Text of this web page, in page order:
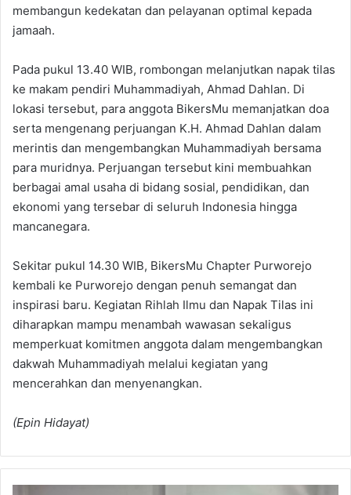
membangun kedekatan dan pelayanan optimal kepada
jamaah.
Pada pukul 13.40 WIB, rombongan melanjutkan napak tilas
ke makam pendiri Muhammadiyah, Ahmad Dahlan. Di
lokasi tersebut, para anggota BikersMu memanjatkan doa
serta mengenang perjuangan K.H. Ahmad Dahlan dalam
merintis dan mengembangkan Muhammadiyah bersama
para muridnya. Perjuangan tersebut kini membuahkan
berbagai amal usaha di bidang sosial, pendidikan, dan
ekonomi yang tersebar di seluruh Indonesia hingga
mancanegara.
Sekitar pukul 14.30 WIB, BikersMu Chapter Purworejo
kembali ke Purworejo dengan penuh semangat dan
inspirasi baru. Kegiatan Rihlah Ilmu dan Napak Tilas ini
diharapkan mampu menambah wawasan sekaligus
memperkuat komitmen anggota dalam mengembangkan
dakwah Muhammadiyah melalui kegiatan yang
mencerahkan dan menyenangkan.
(Epin Hidayat)